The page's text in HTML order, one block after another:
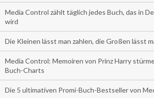
Media Control zählt täglich jedes Buch, das in
wird
Die Kleinen lässt man zahlen, die Großen lässt
Media Control: Memoiren von Prinz Harry
Buch-Charts
Die 5 ultimativen Promi-Buch-Bestseller von